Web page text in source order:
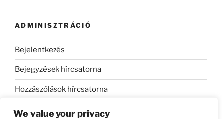
We value your privacy
ADMINISZTRÁCIÓ
Bejelentkezés
Bejegyzések hírcsatorna
Hozzászólások hírcsatorna
WordPress Magyarország